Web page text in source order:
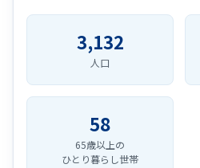
3,132
人口
58
65歳以上の
ひとり暮らし世帯